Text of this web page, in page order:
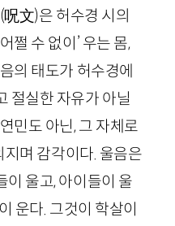
(呪文)은 허수경 시의
쩔 수 없이’ 우는 몸,
의 태도가 허수경에
절실한 자유가 아닐
민도 아닌, 그 자체로
지며 감각이다. 울음은
이 울고, 아이들이 울
운다. 그것이 학살이